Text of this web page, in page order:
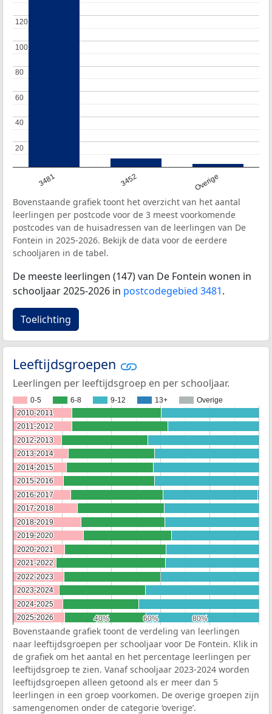
3481 3452 Overige
20
20
40
40
60
60
80
80
100
100
120
120
Bovenstaande grafiek toont het overzicht van het aantal
leerlingen per postcode voor de 3 meest voorkomende
postcodes van de huisadressen van de leerlingen van De
Fontein in 2025-2026. Bekijk de data voor de eerdere
schooljaren in de tabel.
De meeste leerlingen (147) van De Fontein wonen in
schooljaar 2025-2026 in postcodegebied 3481.
Toelichting
Leeftijdsgroepen
Leerlingen per leeftijdsgroep en per schooljaar.
0-5 6-8 9-12 13+ Overige
40%
40% 60%
60% 80%
80%
2010-2011
2010-2011
2011-2012
2011-2012
2012-2013
2012-2013
2013-2014
2013-2014
2014-2015
2014-2015
2015-2016
2015-2016
2016-2017
2016-2017
2017-2018
2017-2018
2018-2019
2018-2019
2019-2020
2019-2020
2020-2021
2020-2021
2021-2022
2021-2022
2022-2023
2022-2023
2023-2024
2023-2024
2024-2025
2024-2025
2025-2026
2025-2026
Bovenstaande grafiek toont de verdeling van leerlingen
naar leeftijdsgroepen per schooljaar voor De Fontein. Klik in
de grafiek om het aantal en het percentage leerlingen per
leeftijdsgroep te zien. Vanaf schooljaar 2023-2024 worden
leeftijdsgroepen alleen getoond als er meer dan 5
leerlingen in een groep voorkomen. De overige groepen zijn
samengenomen onder de categorie ‘overige’.